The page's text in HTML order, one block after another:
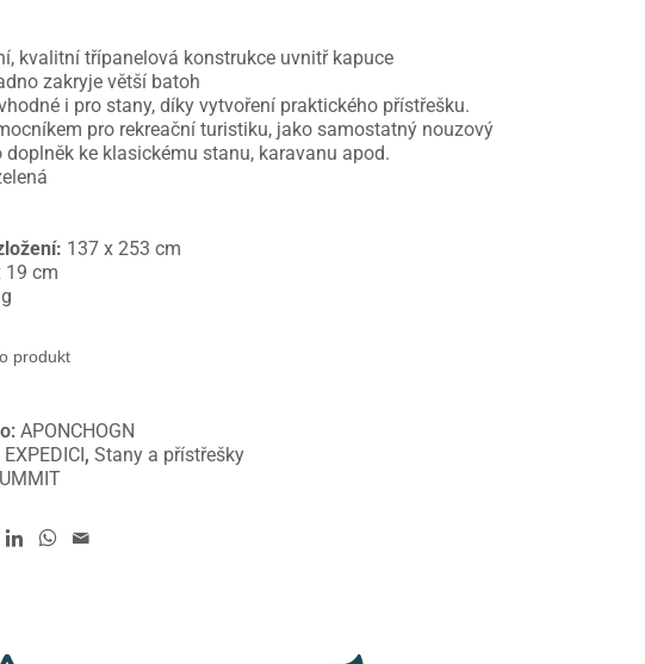
kvalitní třípanelová konstrukce uvnitř kapuce
zakryje větší batoh
i pro stany, díky vytvoření praktického přístřešku.
pro rekreační turistiku, jako samostatný nouzový
doplněk ke klasickému stanu, karavanu apod.
137 x 253 cm
19 cm
produkt
APONCHOGN
EXPEDICI ,Stany a přístřešky